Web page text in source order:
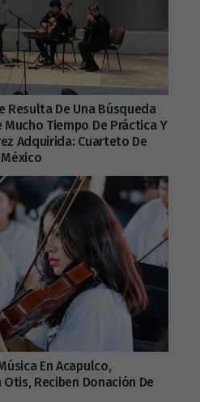
Resulta De Una Búsqueda
Tiempo De Práctica Y
Adquirida: Cuarteto De
En Acapulco,
Reciben Donación De